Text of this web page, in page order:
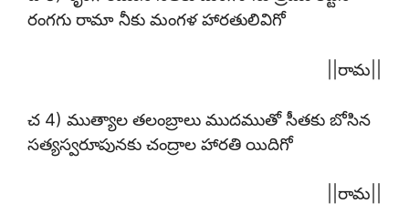
రంగగు రామా నీకు మంగళ హారతులివిగో
||రామ||
చ 4) ముత్యాల తలంబ్రాలు ముదముతో సీతకు బోసిన
సత్యస్వరూపునకు చంద్రాల హారతి యిదిగో
||రామ||